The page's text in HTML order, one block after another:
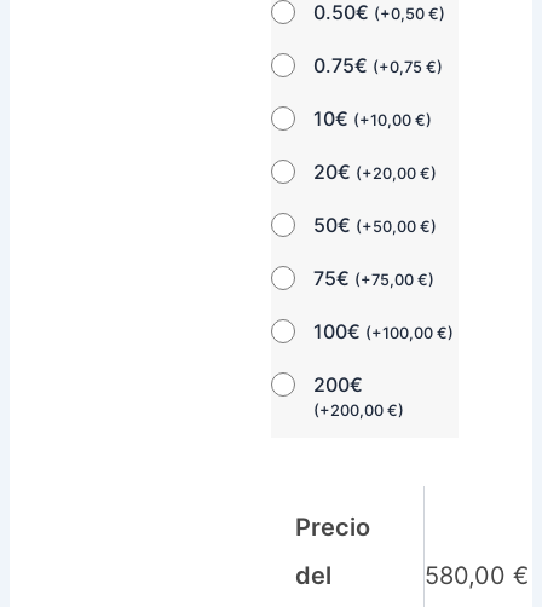
0.50€ (+0,50€)
0.75€ (+0,75€)
10€ (+10,00€)
20€ (+20,00€)
50€ (+50,00€)
75€ (+75,00€)
100€ (+100,00€)
200€
(+200,00€)
Precio
del
580,00€